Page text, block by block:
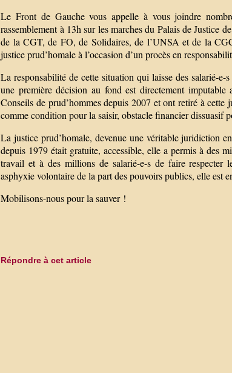
Le Front de Gauche vous appelle à vous joindre
rassemblement à 13h sur les marches du Palais de Justice
de la CGT, de FO, de Solidaires, de l’UNSA et de la
justice prud’homale à l’occasion d’un procès en
La responsabilité de cette situation qui laisse des salarié-
une première décision au fond est directement
Conseils de prud’hommes depuis 2007 et ont retiré à
comme condition pour la saisir, obstacle financier dissuasif
La justice prud’homale, devenue une véritable juridiction
depuis 1979 était gratuite, accessible, elle a permis à des
travail et à des millions de salarié-e-s de faire respecter
asphyxie volontaire de la part des pouvoirs publics, elle est
Mobilisons-nous pour la sauver !
Répondre à cet article